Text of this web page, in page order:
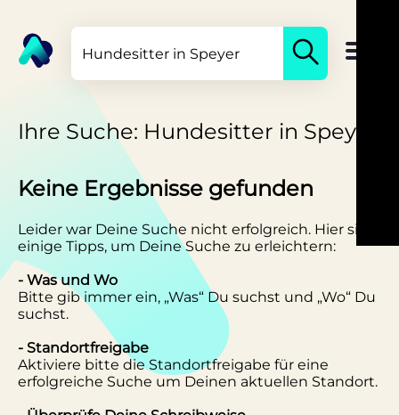
Ihre Suche: Hundesitter in Speyer
Keine Ergebnisse gefunden
Leider war Deine Suche nicht erfolgreich. Hier sind
einige Tipps, um Deine Suche zu erleichtern:
- Was und Wo
Bitte gib immer ein, „Was“ Du suchst und „Wo“ Du
suchst.
- Standortfreigabe
Aktiviere bitte die Standortfreigabe für eine
erfolgreiche Suche um Deinen aktuellen Standort.